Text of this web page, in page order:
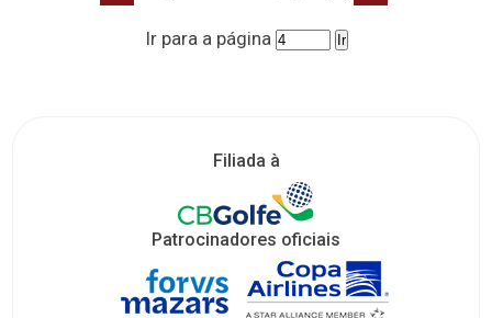
Ir para a página
Filiada à
Patrocinadores oficiais